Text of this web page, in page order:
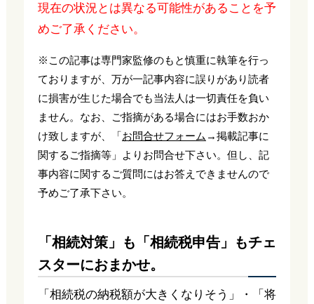
現在の状況とは異なる可能性があることを予
めご了承ください。
※この記事は専門家監修のもと慎重に執筆を行っ
ておりますが、万が一記事内容に誤りがあり読者
に損害が生じた場合でも当法人は一切責任を負い
ません。なお、ご指摘がある場合にはお手数おか
け致しますが、「お問合せフォーム →掲載記事に
関するご指摘等」よりお問合せ下さい。但し、記
事内容に関するご質問にはお答えできませんので
予めご了承下さい。
「相続対策」も「相続税申告」もチェ
スターにおまかせ。
「相続税の納税額が大きくなりそう」・「将